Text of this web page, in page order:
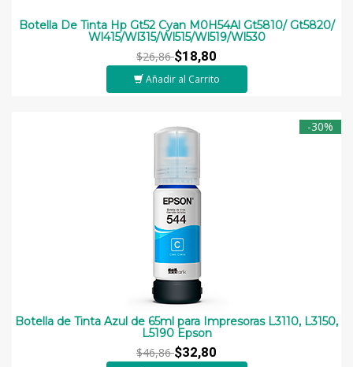
Botella De Tinta Hp Gt52 Cyan M0H54Al Gt5810/ Gt5820/
Wl415/Wl315/Wl515/Wl519/Wl530
$26,86$18,80
Añadir al Carrito
-30%
Botella de Tinta Azul de 65ml para Impresoras L3110, L3150,
L5190 Epson
$46,86$32,80